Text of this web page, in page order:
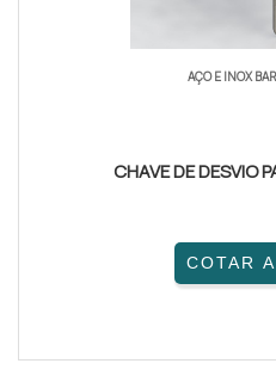
AÇO E INOX
CHAVE DE DESVIO
COTAR